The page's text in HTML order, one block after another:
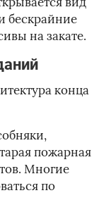
бескрайние
на закате.
конца
пожарная
Многие
по